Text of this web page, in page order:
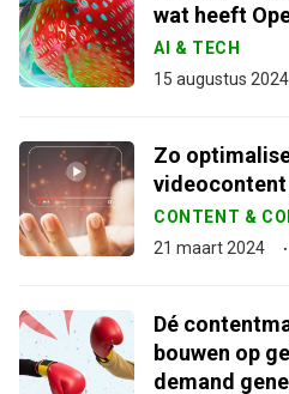
wat heeft
AI & TECH
15 augustus 2024
Zo
videocontent
CONTENT &
21 maart 2024
Dé
bouwen op
demand